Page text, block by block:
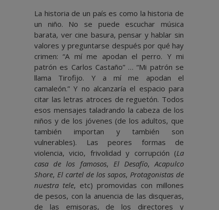
La historia de un país es como la historia de
un niño. No se puede escuchar música
barata, ver cine basura, pensar y hablar sin
valores y preguntarse después por qué hay
crimen: “A mí me apodan el perro. Y mi
patrón es Carlos Castaño” … “Mi patrón se
llama Tirofijo. Y a mí me apodan el
camaleón.” Y no alcanzaría el espacio para
citar las letras atroces de reguetón. Todos
esos mensajes taladrando la cabeza de los
niños y de los jóvenes (de los adultos, que
también importan y también son
vulnerables). Las peores formas de
violencia, vicio, frivolidad y corrupción (La
casa de los famosos, El Desafío,Acapulco
Shore, El cartel de los sapos, Protagonistas de
nuestra tele, etc) promovidas con millones
de pesos, con la anuencia de las disqueras,
de las emisoras, de los directores y